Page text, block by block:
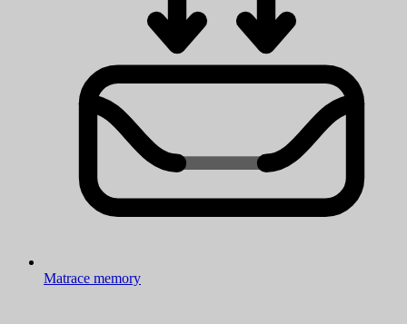
Matrace memory